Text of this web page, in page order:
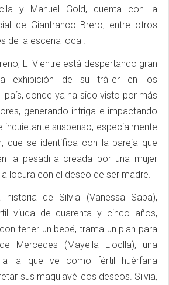
y Manuel Gold, cuenta con la
de Gianfranco Brero, entre otros
de la escena local.
El Vientre está despertando gran
exhibición de su tráiler en los
país, donde ya ha sido visto por más
generando intriga e impactando
inquietante suspenso, especialmente
que se identifica con la pareja que
la pesadilla creada por una mujer
locura con el deseo de ser madre.
historia de Silvia (Vanessa Saba),
viuda de cuarenta y cinco años,
tener un bebé, trama un plan para
Mercedes (Mayella Lloclla), una
a la que ve como fértil huérfana
sus maquiavélicos deseos. Silvia,